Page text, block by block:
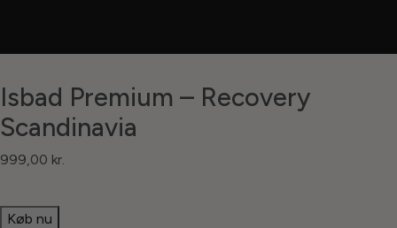
Isbad Premium – Recovery
Scandinavia
999,00 kr.
Køb nu